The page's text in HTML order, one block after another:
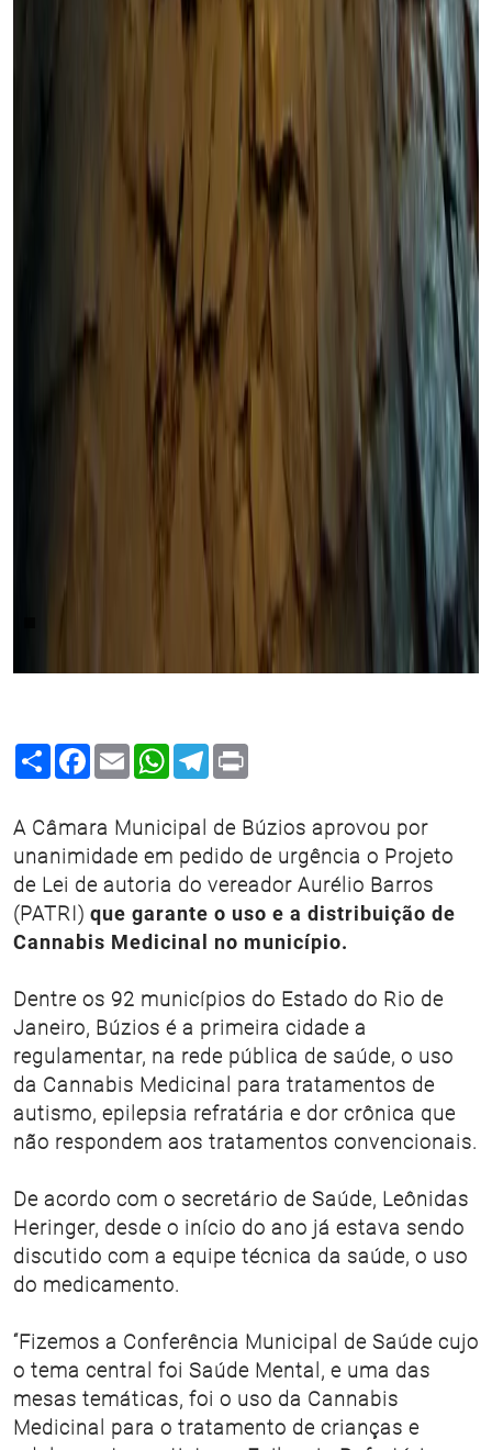
Share Facebook
Email WhatsApp
Telegram
A Câmara Municipal de Búzios aprovou por
unanimidade em pedido de urgência o Projeto
de Lei de autoria do vereador Aurélio Barros
(PATRI) que garante o uso e a distribuição de
Cannabis Medicinal no município.
Dentre os 92 municípios do Estado do Rio de
Janeiro, Búzios é a primeira cidade a
regulamentar, na rede pública de saúde, o uso
da Cannabis Medicinal para tratamentos de
autismo, epilepsia refratária e dor crônica que
não respondem aos tratamentos convencionais.
De acordo com o secretário de Saúde, Leônidas
Heringer, desde o início do ano já estava sendo
discutido com a equipe técnica da saúde, o uso
do medicamento.
“Fizemos a Conferência Municipal de Saúde cujo
o tema central foi Saúde Mental, e uma das
mesas temáticas, foi o uso da Cannabis
Medicinal para o tratamento de crianças e